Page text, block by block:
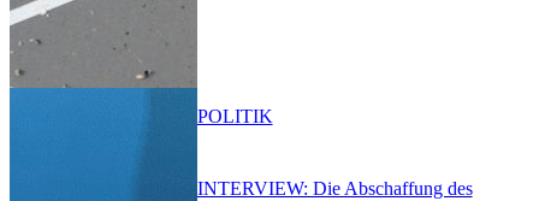
INTERVIEW: Die Abschaffung des
POLITIK